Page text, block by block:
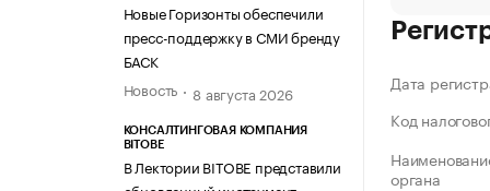
Новые Горизонты обеспечили
пресс-поддержку в СМИ бренду
БАСК
Новость
8 августа 2026
КОНСАЛТИНГОВАЯ КОМПАНИЯ
BITOBE
В Лектории BITOBE представили
Дата
Код
органа